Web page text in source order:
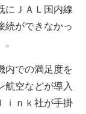
にＪＡＬ国内線
続ができなかっ
内での満足度を
航空などが導入
ｉｎｋ社が手掛